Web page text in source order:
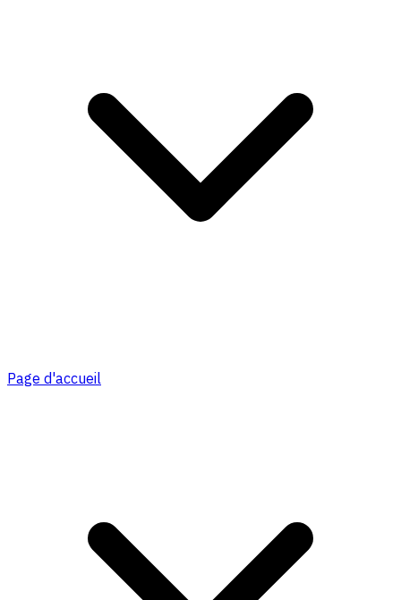
Page d'accueil